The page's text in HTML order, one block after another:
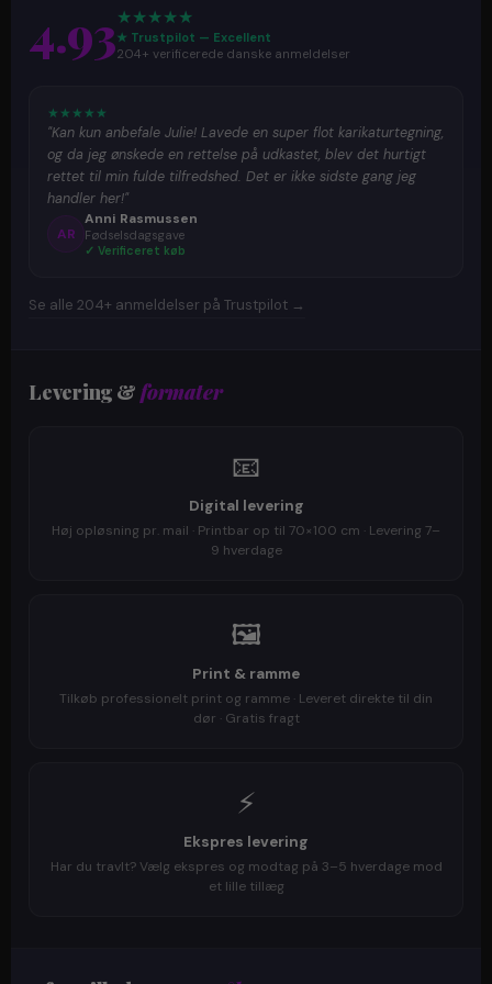
4.93★★★★★
★ Trustpilot — Excellent
204+ verificerede danske anmeldelser
★ ★ ★ ★ ★
"Kan kun anbefale Julie! Lavede en super flot karikaturtegning,
og da jeg ønskede en rettelse på udkastet, blev det hurtigt
rettet til min fulde tilfredshed. Det er ikke sidste gang jeg
handler her!"
AR
Anni Rasmussen
Fødselsdagsgave
✓ Verificeret køb
Se alle 204+ anmeldelser på Trustpilot →
Levering &formater
📧
Digital levering
Høj opløsning pr. mail · Printbar op til 70×100 cm · Levering 7–
9 hverdage
🖼️
Print & ramme
Tilkøb professionelt print og ramme · Leveret direkte til din
dør · Gratis fragt
⚡
Ekspres levering
Har du travlt? Vælg ekspres og modtag på 3–5 hverdage mod
et lille tillæg